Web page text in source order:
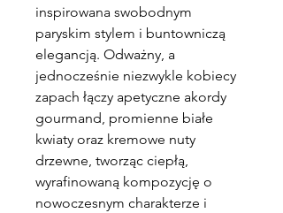
inspirowana swobodnym
paryskim stylem i buntowniczą
elegancją. Odważny, a
jednocześnie niezwykle kobiecy
zapach łączy apetyczne akordy
gourmand, promienne białe
kwiaty oraz kremowe nuty
drzewne, tworząc ciepłą,
wyrafinowaną kompozycję o
nowoczesnym charakterze i